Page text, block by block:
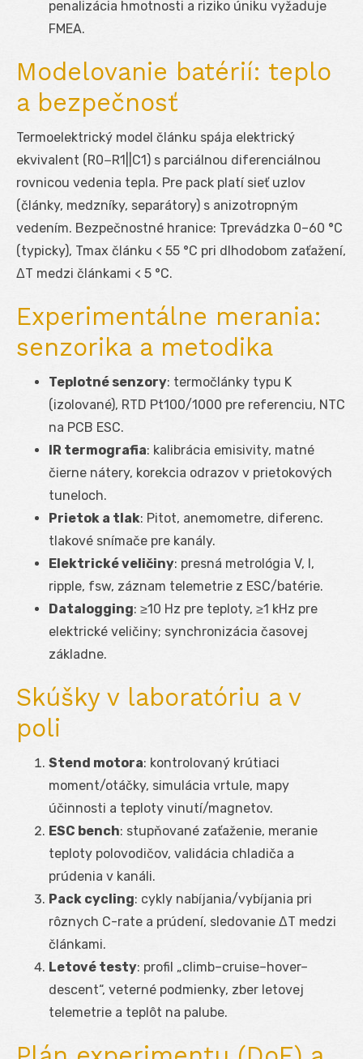
penalizácia hmotnosti a riziko úniku vyžaduje
FMEA.
Modelovanie batérií: teplo
a bezpečnosť
Termoelektrický model článku spája elektrický
ekvivalent (R0−R1 ||C1) s parciálnou diferenciálnou
rovnicou vedenia tepla. Pre pack platí sieť uzlov
(články, medzníky, separátory) s anizotropným
vedením. Bezpečnostné hranice: Tprevádzka 0–60 °C
(typicky), Tmax článku < 55 °C pri dlhodobom zaťažení,
ΔT medzi článkami < 5 °C.
Experimentálne merania:
senzorika a metodika
Teplotné senzory: termočlánky typu K
(izolované), RTD Pt100/1000 pre referenciu, NTC
na PCB ESC.
IR termografia: kalibrácia emisivity, matné
čierne nátery, korekcia odrazov v prietokových
tuneloch.
Prietok a tlak: Pitot, anemometre, diferenc.
tlakové snímače pre kanály.
Elektrické veličiny: presná metrológia V, I,
ripple, fsw, záznam telemetrie z ESC/batérie.
Datalogging: ≥10 Hz pre teploty, ≥1 kHz pre
elektrické veličiny; synchronizácia časovej
základne.
Skúšky v laboratóriu a v
poli
Stend motora: kontrolovaný krútiaci
moment/otáčky, simulácia vrtule, mapy
účinnosti a teploty vinutí/magnetov.
ESC bench: stupňované zaťaženie, meranie
teploty polovodičov, validácia chladiča a
prúdenia v kanáli.
Pack cycling: cykly nabíjania/vybíjania pri
rôznych C-rate a prúdení, sledovanie ΔT medzi
článkami.
Letové testy: profil „climb–cruise–hover–
descent“, veterné podmienky, zber letovej
telemetrie a teplôt na palube.